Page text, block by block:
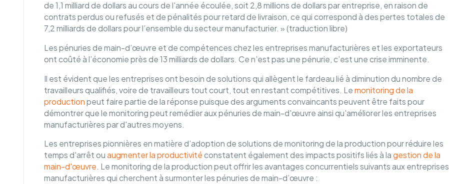
de 1,1 milliard de dollars au cours de l'année écoulée, soit 2,8 millions de dollars par entreprise, en raison de
contrats perdus ou refusés et de pénalités pour retard de livraison, ce qui correspond à des pertes totales de
7,2 milliards de dollars pour l’ensemble du secteur manufacturier. » (traduction libre)
Les pénuries de main-d’œuvre et de compétences chez les entreprises manufacturières et les exportateurs
ont coûté à l’économie près de 13 milliards de dollars. Ce n’est pas une pénurie, c’est une crise imminente.
Il est évident que les entreprises ont besoin de solutions qui allègent le fardeau lié à diminution du nombre de
travailleurs qualifiés, voire de travailleurs tout court, tout en restant compétitives. Le monitoring de la
production peut faire partie de la réponse puisque des arguments convaincants peuvent être faits pour
démontrer que le monitoring peut remédier aux pénuries de main-d'œuvre ainsi qu'améliorer les entreprises
manufacturières par d'autres moyens.
Les entreprises pionnières en matière d’adoption de solutions de monitoring de la production pour réduire les
temps d'arrêt ou augmenter la productivité constatent également des impacts positifs liés à la gestion de la
main-d'œuvre. Le monitoring de la production peut offrir les avantages concurrentiels suivants aux entreprises
manufacturières qui cherchent à surmonter les pénuries de main-d’œuvre :